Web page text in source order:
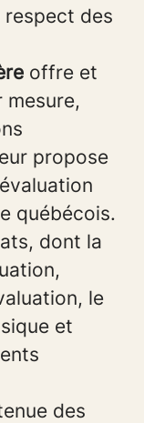
respect des
offre et
mesure,
propose
québécois.
dont la
le
et
des